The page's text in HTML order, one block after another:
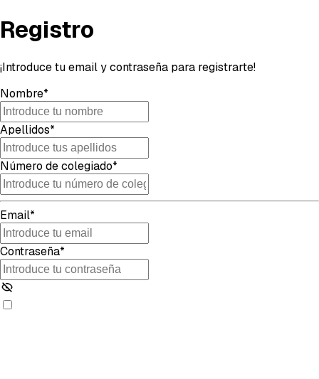
Registro
¡Introduce tu email y contraseña para registrarte!
Nombre*
Apellidos*
Número de colegiado*
Email*
Contraseña*